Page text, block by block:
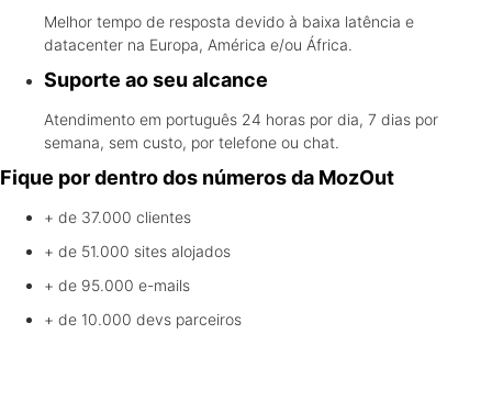
Melhor tempo de resposta devido à baixa latência e
datacenter na Europa, América e/ou África.
Suporte ao seu alcance
Atendimento em português 24 horas por dia, 7 dias por
semana, sem custo, por telefone ou chat.
Fique por dentro dos números da MozOut
+ de 37.000 clientes
+ de 51.000 sites alojados
+ de 95.000 e-mails
+ de 10.000 devs parceiros